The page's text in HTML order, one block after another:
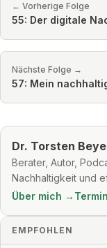
← Vorherige Folge
55: Der digitale
Nächste Folge →
57: Mein
Dr. Torsten
Berater, Autor,
Nachhaltigkeit und
Über mich →
EMPFOHLEN